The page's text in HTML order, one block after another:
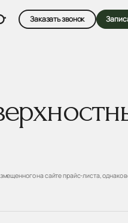
Заказать звонок
на сайте прайс-листа, однако